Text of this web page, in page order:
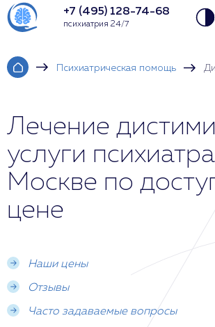
+7 (495) 128-74-68
психиатрия 24/7
Психиатрическая помощь
Лечение
услуги
Москве по
цене
Наши цены
Отзывы
Часто задаваемые вопросы